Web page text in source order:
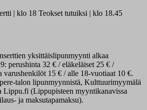
| klo 18 Teokset tutuiksi | klo 18.45
yksittäislipunmyynti alkaa
perushinta 32 € / eläkeläiset 25 € /
varushenkilöt 15 € / alle 18-vuotiaat 10 €.
talon lipunmyynnistä, Kulttuurimyymälä
Lippu.fi (Lippupisteen myyntikanavissa
ja maksutapamaksu).